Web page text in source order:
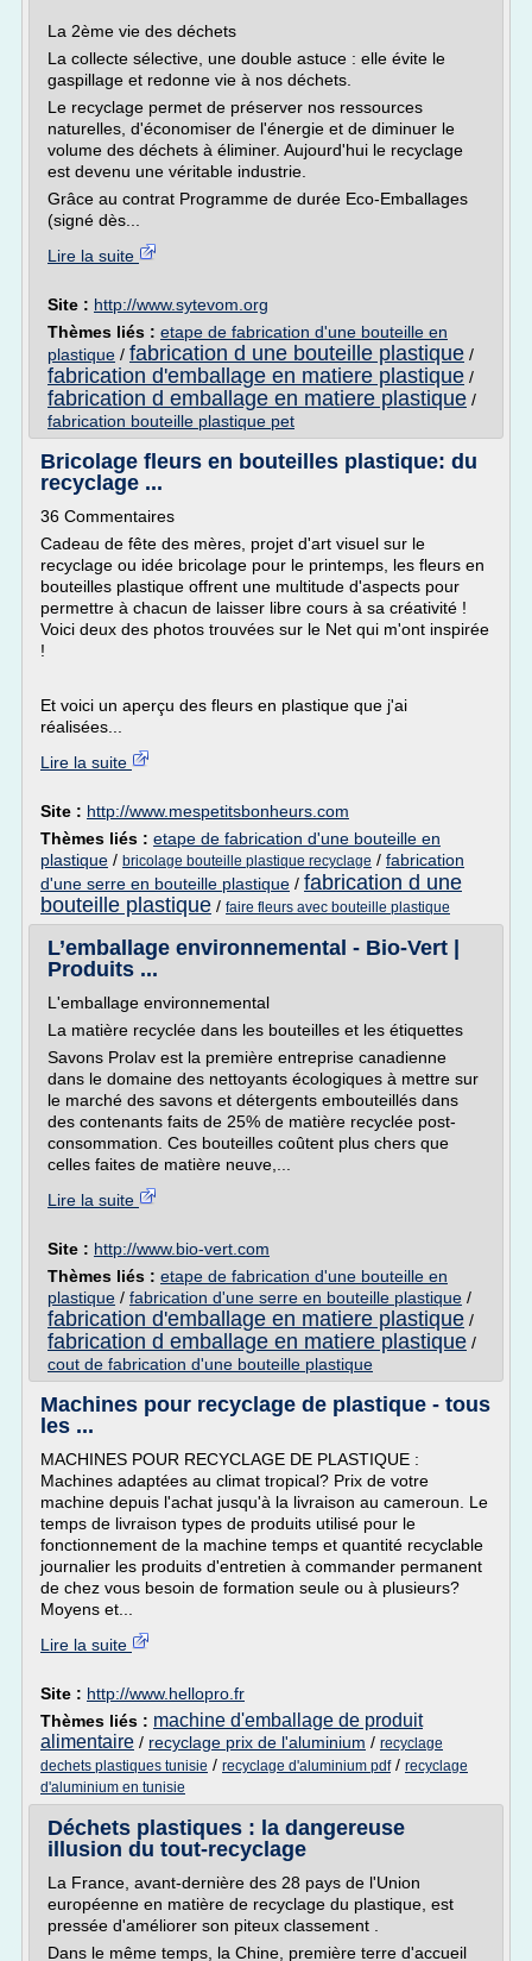
La 2ème vie des déchets
La collecte sélective, une double astuce : elle évite le
gaspillage et redonne vie à nos déchets.
Le recyclage permet de préserver nos ressources
naturelles, d'économiser de l'énergie et de diminuer le
volume des déchets à éliminer. Aujourd'hui le recyclage
est devenu une véritable industrie.
Grâce au contrat Programme de durée Eco-Emballages
(signé dès...
Lire la suite
Site : http://www.sytevom.org
Thèmes liés : etape de fabrication d'une bouteille en
plastique / fabrication d une bouteille plastique /
fabrication d'emballage en matiere plastique /
fabrication d emballage en matiere plastique /
fabrication bouteille plastique pet
Bricolage fleurs en bouteilles plastique: du
recyclage ...
36 Commentaires
Cadeau de fête des mères, projet d'art visuel sur le
recyclage ou idée bricolage pour le printemps, les fleurs en
bouteilles plastique offrent une multitude d'aspects pour
permettre à chacun de laisser libre cours à sa créativité !
Voici deux des photos trouvées sur le Net qui m'ont inspirée
!
Et voici un aperçu des fleurs en plastique que j'ai
réalisées...
Lire la suite
Site : http://www.mespetitsbonheurs.com
Thèmes liés : etape de fabrication d'une bouteille en
plastique / bricolage bouteille plastique recyclage / fabrication
d'une serre en bouteille plastique / fabrication d une
bouteille plastique / faire fleurs avec bouteille plastique
L’emballage environnemental - Bio-Vert |
Produits ...
L'emballage environnemental
La matière recyclée dans les bouteilles et les étiquettes
Savons Prolav est la première entreprise canadienne
dans le domaine des nettoyants écologiques à mettre sur
le marché des savons et détergents embouteillés dans
des contenants faits de 25% de matière recyclée post-
consommation. Ces bouteilles coûtent plus chers que
celles faites de matière neuve,...
Lire la suite
Site : http://www.bio-vert.com
Thèmes liés : etape de fabrication d'une bouteille en
plastique / fabrication d'une serre en bouteille plastique /
fabrication d'emballage en matiere plastique /
fabrication d emballage en matiere plastique /
cout de fabrication d'une bouteille plastique
Machines pour recyclage de plastique - tous
les ...
MACHINES POUR RECYCLAGE DE PLASTIQUE :
Machines adaptées au climat tropical? Prix de votre
machine depuis l'achat jusqu'à la livraison au cameroun. Le
temps de livraison types de produits utilisé pour le
fonctionnement de la machine temps et quantité recyclable
journalier les produits d'entretien à commander permanent
de chez vous besoin de formation seule ou à plusieurs?
Moyens et...
Lire la suite
Site : http://www.hellopro.fr
Thèmes liés : machine d'emballage de produit
alimentaire / recyclage prix de l'aluminium / recyclage
dechets plastiques tunisie / recyclage d'aluminium pdf/ recyclage
d'aluminium en tunisie
Déchets plastiques : la dangereuse
illusion du tout-recyclage
La France, avant-dernière des 28 pays de l'Union
européenne en matière de recyclage du plastique, est
pressée d'améliorer son piteux classement .
Dans le même temps, la Chine, première terre d'accueil